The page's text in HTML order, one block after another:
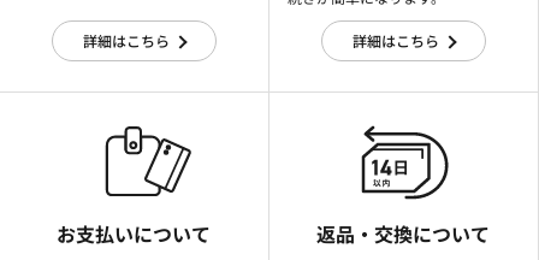
詳細はこちら 詳細はこちら
お支払いについて 返品・交換について